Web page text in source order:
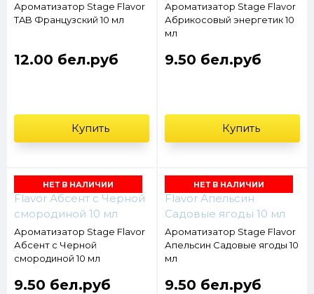
Ароматизатор Stage Flavor
TAB Французский 10 мл
12.00 бел.руб
Купить
Ароматизатор Stage Flavor
Абрикосовый энергетик 10
мл
9.50 бел.руб
Купить
НЕТ В НАЛИЧИИ
Ароматизатор Stage Flavor
Абсент с Черной
смородиной 10 мл
9.50 бел.руб
НЕТ В НАЛИЧИИ
Ароматизатор Stage Flavor
Апельсин Садовые ягоды 10
мл
9.50 бел.руб